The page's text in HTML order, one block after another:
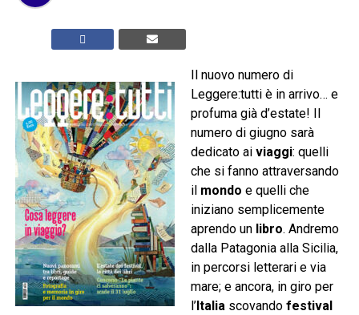
Il nuovo numero di
Leggere:tutti è in arrivo… e
profuma già d’estate! Il
numero di giugno sarà
dedicato ai viaggi: quelli
che si fanno attraversando
il mondo e quelli che
iniziano semplicemente
aprendo un libro. Andremo
dalla Patagonia alla Sicilia,
in percorsi letterari e via
mare; e ancora, in giro per
l’Italiascovando festival